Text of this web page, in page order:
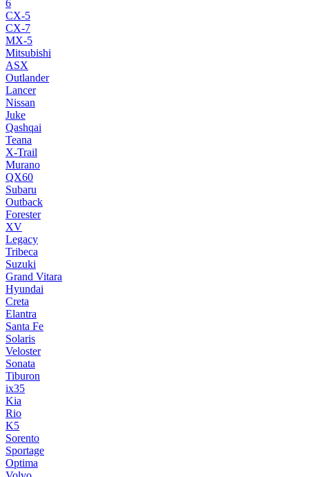
6
CX-5
CX-7
MX-5
Mitsubishi
ASX
Outlander
Lancer
Nissan
Juke
Qashqai
Teana
X-Trail
Murano
QX60
Subaru
Outback
Forester
XV
Legacy
Tribeca
Suzuki
Grand Vitara
Hyundai
Creta
Elantra
Santa Fe
Solaris
Veloster
Sonata
Tiburon
ix35
Kia
Rio
K5
Sorento
Sportage
Optima